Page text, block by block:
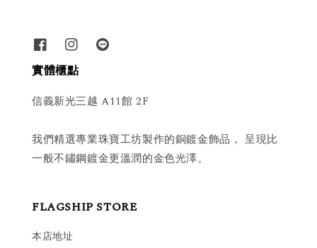
實體櫃點
信義新光三越 A11館 2F
我們精選專業珠寶工坊製作的銅鍍金飾品， 呈現比
一般不鏽鋼鍍金更溫潤的金色光澤。
FLAGSHIP STORE
本店地址